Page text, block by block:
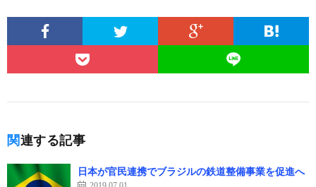
関連する記事
日本が官民連携でブラジルの鉄道整備事業を促進へ
2019.07.01